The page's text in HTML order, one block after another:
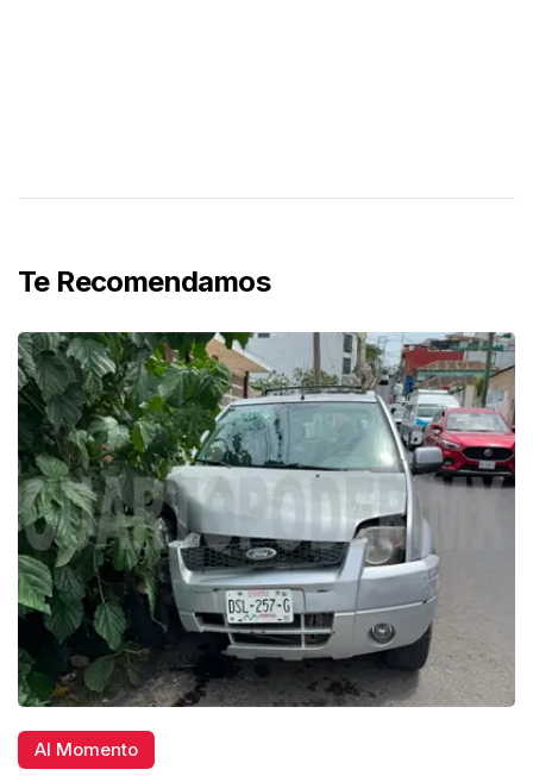
Te Recomendamos
Al Momento